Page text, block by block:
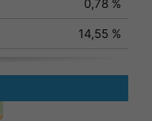
0,78 %
14,55 %